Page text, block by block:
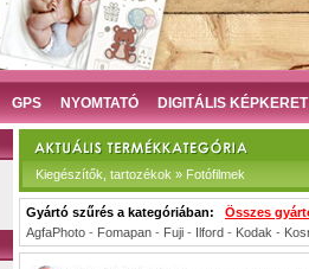
GPS NYOMTATÓ DIGITÁLIS KÉPKERET
Kiegészítők, tartozékok » Fotófilmek
Gyártó szűrés a kategóriában: Összes
AgfaPhoto - Fomapan - Fuji - Ilford - Kodak -